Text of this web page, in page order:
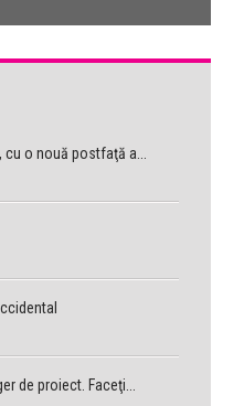
o nouă postfaţă a...
de proiect. Faceţi...